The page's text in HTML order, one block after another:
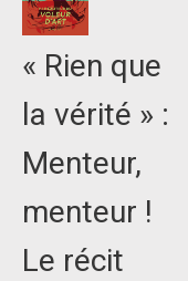
« Rien que
la vérité » :
Menteur,
menteur !
Le récit